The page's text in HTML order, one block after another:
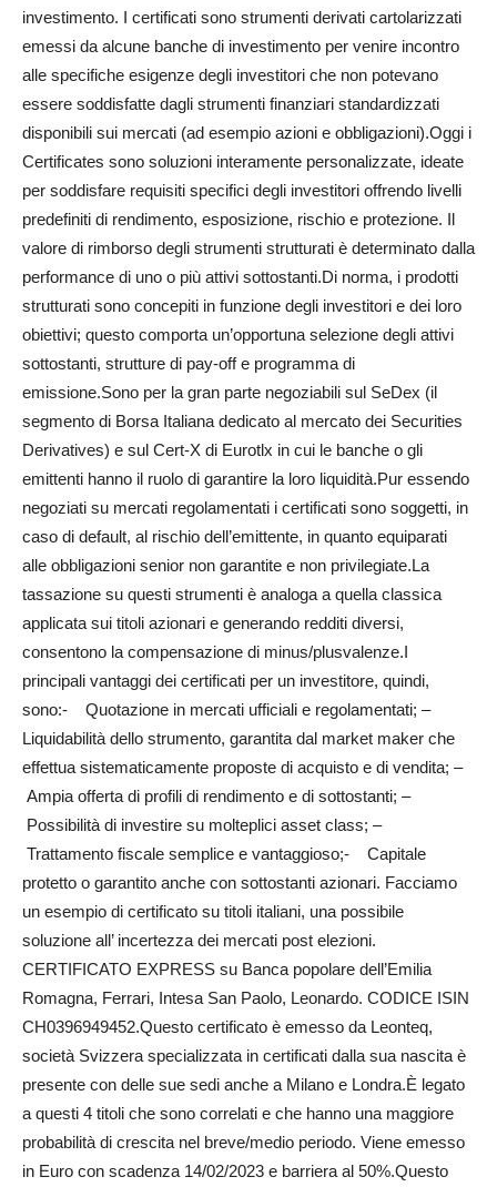
investimento. I certificati sono strumenti derivati cartolarizzati
emessi da alcune banche di investimento per venire incontro
alle specifiche esigenze degli investitori che non potevano
essere soddisfatte dagli strumenti finanziari standardizzati
disponibili sui mercati (ad esempio azioni e obbligazioni).Oggi i
Certificates sono soluzioni interamente personalizzate, ideate
per soddisfare requisiti specifici degli investitori offrendo livelli
predefiniti di rendimento, esposizione, rischio e protezione. Il
valore di rimborso degli strumenti strutturati è determinato dalla
performance di uno o più attivi sottostanti.Di norma, i prodotti
strutturati sono concepiti in funzione degli investitori e dei loro
obiettivi; questo comporta un’opportuna selezione degli attivi
sottostanti, strutture di pay-off e programma di
emissione.Sono per la gran parte negoziabili sul SeDex (il
segmento di Borsa Italiana dedicato al mercato dei Securities
Derivatives) e sul Cert-X di Eurotlx in cui le banche o gli
emittenti hanno il ruolo di garantire la loro liquidità.Pur essendo
negoziati su mercati regolamentati i certificati sono soggetti, in
caso di default, al rischio dell’emittente, in quanto equiparati
alle obbligazioni senior non garantite e non privilegiate.La
tassazione su questi strumenti è analoga a quella classica
applicata sui titoli azionari e generando redditi diversi,
consentono la compensazione di minus/plusvalenze.I
principali vantaggi dei certificati per un investitore, quindi,
sono:- Quotazione in mercati ufficiali e regolamentati; –
Liquidabilità dello strumento, garantita dal market maker che
effettua sistematicamente proposte di acquisto e di vendita; –
Ampia offerta di profili di rendimento e di sottostanti; –
Possibilità di investire su molteplici asset class; –
Trattamento fiscale semplice e vantaggioso;- Capitale
protetto o garantito anche con sottostanti azionari. Facciamo
un esempio di certificato su titoli italiani, una possibile
soluzione all’ incertezza dei mercati post elezioni.
CERTIFICATO EXPRESS su Banca popolare dell’Emilia
Romagna, Ferrari, Intesa San Paolo, Leonardo. CODICE ISIN
CH0396949452.Questo certificato è emesso da Leonteq,
società Svizzera specializzata in certificati dalla sua nascita è
presente con delle sue sedi anche a Milano e Londra.È legato
a questi 4 titoli che sono correlati e che hanno una maggiore
probabilità di crescita nel breve/medio periodo. Viene emesso
in Euro con scadenza 14/02/2023 e barriera al 50%.Questo